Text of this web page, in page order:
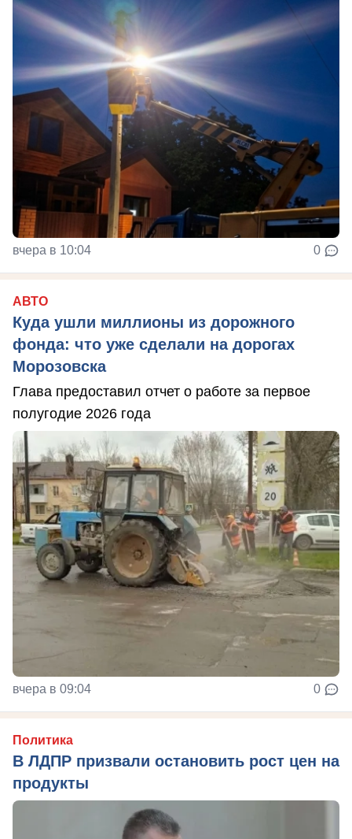
вчера в 10:04 0
АВТО
Куда ушли миллионы из дорожного
фонда: что уже сделали на дорогах
Морозовска
Глава предоставил отчет о работе за первое
полугодие 2026 года
вчера в 09:04 0
Политика
В ЛДПР призвали остановить рост цен на
продукты